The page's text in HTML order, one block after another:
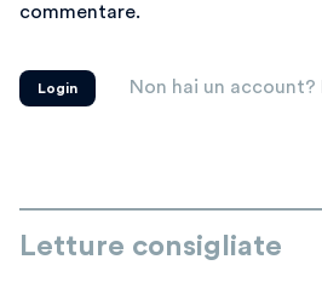
commentare.
Login Non hai un account?
Letture consigliate